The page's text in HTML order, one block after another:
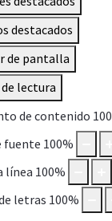
destacados
de pantalla
lectura
de contenido 100
fuente 100%
línea 100%
letras 100%